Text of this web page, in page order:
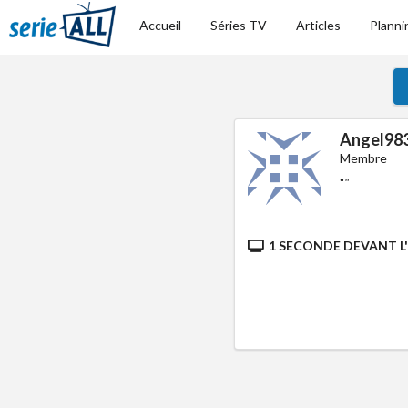
Accueil Séries TV Articles
Membre
""
1 SECONDE DEVANT